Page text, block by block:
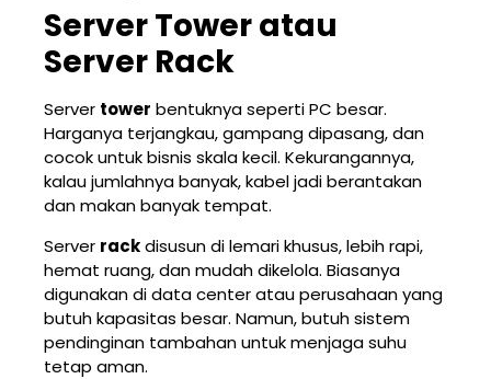
Server Tower atau
Server Rack
Server tower bentuknya seperti PC besar.
Harganya terjangkau, gampang dipasang, dan
cocok untuk bisnis skala kecil. Kekurangannya,
kalau jumlahnya banyak, kabel jadi berantakan
dan makan banyak tempat.
Server rackdisusun di lemari khusus, lebih rapi,
hemat ruang, dan mudah dikelola. Biasanya
digunakan di data center atau perusahaan yang
butuh kapasitas besar. Namun, butuh sistem
pendinginan tambahan untuk menjaga suhu
tetap aman.